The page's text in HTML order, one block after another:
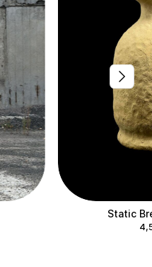
Static